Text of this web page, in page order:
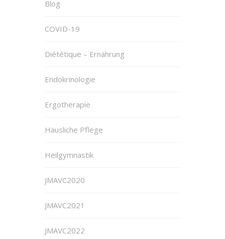
Blog
COVID-19
Diététique – Ernährung
Endokrinologie
Ergotherapie
Häusliche Pflege
Heilgymnastik
JMAVC2020
JMAVC2021
JMAVC2022